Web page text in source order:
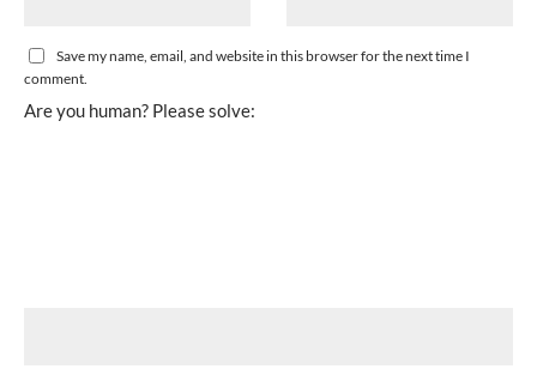
Save my name, email, and website in this browser for the next time I
comment.
Are you human? Please solve: